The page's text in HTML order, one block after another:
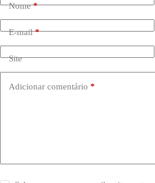
Nome*
E-mail*
Site
Adicionar comentário *